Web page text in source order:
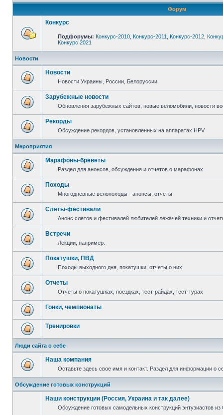
Форум
Конкурс
Подфорумы: Конкурс-2010 Конкурс-2011 Конкурс-2012
Конкурс 2021
Новости
Новости
Новости Украины, России, Белоруссии
Зарубежные новости
Обновления зарубежных сайтов, новые веломобили, новости
Рекорды
Обсуждение рекордов, установленных на аппаратах HPV
Мероприятия
Марафоны-бреветы
Раздел для анонсов, обсуждения и отчетов о марафонах
Походы
Многодневные велопоходы - анонсы, отчеты
Слеты-фестивали
Анонс слетов и фестивалей любителей лежачей техники и
Встречи
Лекции, например.
Покатушки, ПВД
Походы выходного дня, покатушки, отчеты о них
Отчеты
Отчеты о покатушках, поездках, тест-райдах, тест-турах
Гонки, чемпионаты
Тренировки
Люди сайта о себе
Наша компания
Оставьте здесь свое имя и контакт. Раздел для информации о
Обсуждение готовых конструкций
Наши конструкции (Россия, Украина и так далее)
Обсуждение готовых самодельных конструкций энтузиастов